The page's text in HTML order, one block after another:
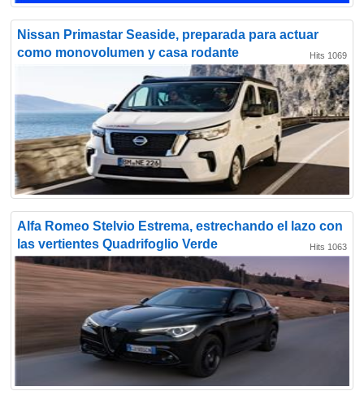
Nissan Primastar Seaside, preparada para actuar
como monovolumen y casa rodante
Hits 1069
Alfa Romeo Stelvio Estrema, estrechando el lazo con
las vertientes Quadrifoglio Verde
Hits 1063